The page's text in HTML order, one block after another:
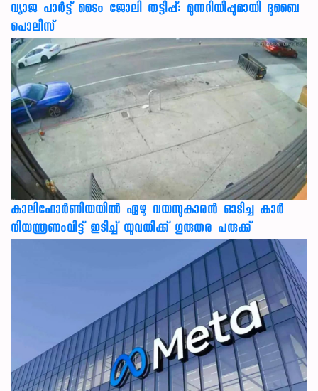
വ്യാജ പാർട്ട് ടൈം ജോലി തട്ടിപ്പ്: മുന്നറിയിപ്പുമായി ദുബൈ
പൊലീസ്
കാലിഫോര്‍ണിയയില്‍ ഏഴു വയസുകാരന്‍ ഓടിച്ച കാര്‍
നിയന്ത്രണംവിട്ട് ഇടിച്ച് യുവതിക്ക് ഗുരുതര പരുക്ക്